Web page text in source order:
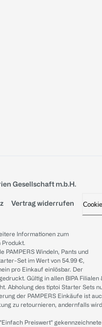
Gesellschaft m.b.H.
Vertrag widerrufen
Informationen zum
Produkt.
PAMPERS Windeln, Pants und
Set im Wert von 54.99 €,
pro Einkauf einlösbar. Der
Gültig in allen BIPA Filialen
Abholung des tiptoi Starter Sets
der PAMPERS Einkäufe ist
zu retournieren, andernfalls wird
Preiswert" gekennzeichnete